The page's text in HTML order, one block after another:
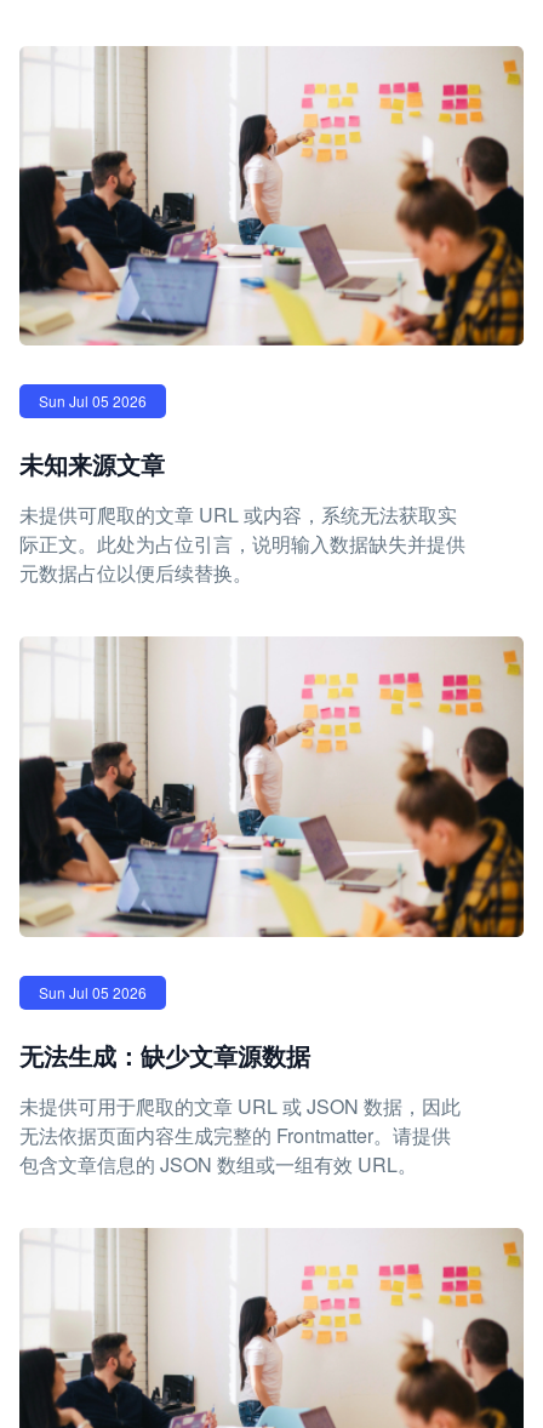
Sun Jul 05 2026
未知来源文章
未提供可爬取的文章 URL 或内容，系统无法获取实
际正文。此处为占位引言，说明输入数据缺失并提供
元数据占位以便后续替换。
Sun Jul 05 2026
无法生成：缺少文章源数据
未提供可用于爬取的文章 URL 或 JSON 数据，因此
无法依据页面内容生成完整的 Frontmatter。请提供
包含文章信息的 JSON 数组或一组有效 URL。